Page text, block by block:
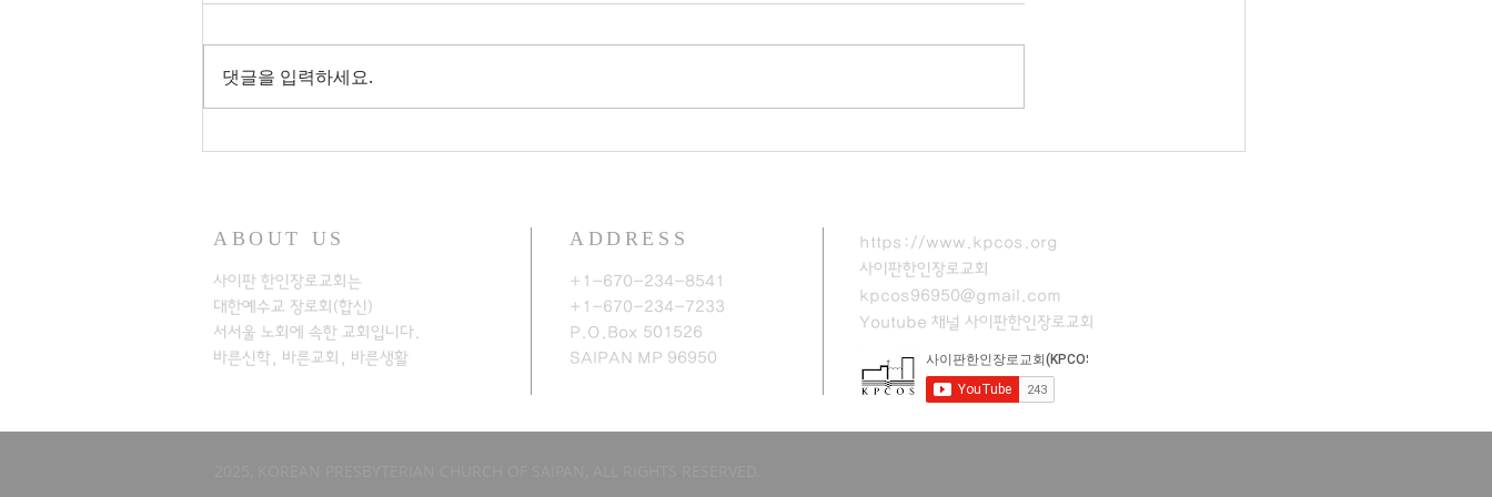
댓글을 입력하세요.
ABOUT US
사이판 한인장로교회는
대한예수교 장로회(합신)
서서울 노회에 속한 교회입니다.
바른신학, 바른교회, 바른생활
ADDRESS
+1-670-234-8541
+1-670-234-7233
P.O.Box 501526
SAIPAN MP 96950​
https://www.kpcos.org
사이판한인장로교회
kpcos96950@gmail.com
Youtube 채널 ​사이판한인장로교회